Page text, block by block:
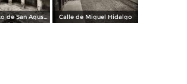
Ex Convento de San Agustín Calle de Miguel Hidalgo